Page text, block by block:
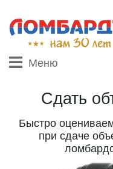
Меню
Сдать
Быстро
при сдаче